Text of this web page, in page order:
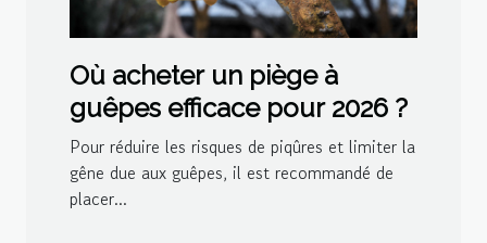
Où acheter un piège à
guêpes efficace pour 2026 ?
Pour réduire les risques de piqûres et limiter la
gêne due aux guêpes, il est recommandé de
placer...